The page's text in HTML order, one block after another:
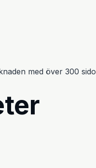
med över 300